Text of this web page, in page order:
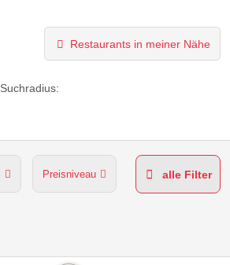
Restaurants in meiner Nähe
Suchradius:
Preisniveau alle Filter